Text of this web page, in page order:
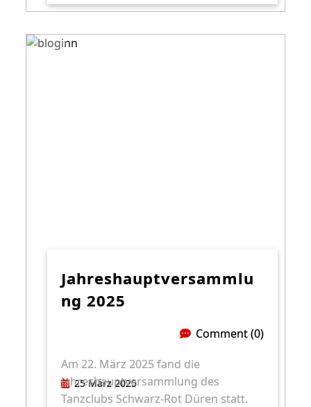
Jahreshauptversammlu
Ng 2025
25 März 2025
Comment (0)
Am 22. März 2025 fand die
Jahreshauptversammlung des
Tanzclubs Schwarz-Rot Düren statt.